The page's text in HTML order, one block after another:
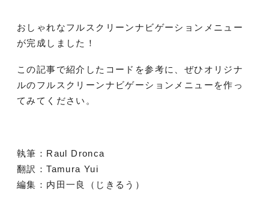
おしゃれなフルスクリーンナビゲーションメニュー
が完成しました！
この記事で紹介したコードを参考に、ぜひオリジナ
ルのフルスクリーンナビゲーションメニューを作っ
てみてください。
執筆：Raul Dronca
翻訳：Tamura Yui
編集：内田一良（じきるう）